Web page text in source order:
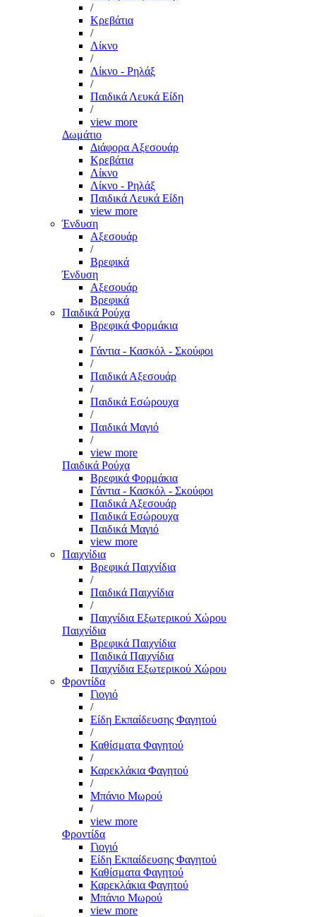
/
Κρεβάτια
/
Λίκνο
/
Λίκνο - Ρηλάξ
/
Παιδικά Λευκά Είδη
/
view more
Δωμάτιο
Διάφορα Αξεσουάρ
Κρεβάτια
Λίκνο
Λίκνο - Ρηλάξ
Παιδικά Λευκά Είδη
view more
Ένδυση
Αξεσουάρ
/
Βρεφικά
Ένδυση
Αξεσουάρ
Βρεφικά
Παιδικά Ρούχα
Βρεφικά Φορμάκια
/
Γάντια - Κασκόλ - Σκούφοι
/
Παιδικά Αξεσουάρ
/
Παιδικά Εσώρουχα
/
Παιδικά Μαγιό
/
view more
Παιδικά Ρούχα
Βρεφικά Φορμάκια
Γάντια - Κασκόλ - Σκούφοι
Παιδικά Αξεσουάρ
Παιδικά Εσώρουχα
Παιδικά Μαγιό
view more
Παιχνίδια
Βρεφικά Παιχνίδια
/
Παιδικά Παιχνίδια
/
Παιχνίδια Εξωτερικού Χώρου
Παιχνίδια
Βρεφικά Παιχνίδια
Παιδικά Παιχνίδια
Παιχνίδια Εξωτερικού Χώρου
Φροντίδα
Γιογιό
/
Είδη Εκπαίδευσης Φαγητού
/
Καθίσματα Φαγητού
/
Καρεκλάκια Φαγητού
/
Μπάνιο Μωρού
/
view more
Φροντίδα
Γιογιό
Είδη Εκπαίδευσης Φαγητού
Καθίσματα Φαγητού
Καρεκλάκια Φαγητού
Μπάνιο Μωρού
view more